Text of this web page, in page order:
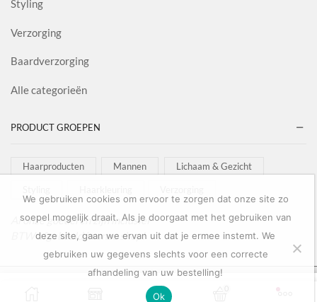
Styling
Verzorging
Baardverzorging
Alle categorieën
PRODUCT GROEPEN
Haarproducten Mannen Lichaam & Gezicht
Al onze goederen zijn inclusief
BTW afgebeeld in onze shop!
Copyright © 2022Salon Goederen
OPTIES SELECTEREN
0
We gebruiken cookies om ervoor te zorgen dat onze site zo
soepel mogelijk draait. Als je doorgaat met het gebruiken van
deze site, gaan we ervan uit dat je ermee instemt. We
gebruiken uw gegevens slechts voor een correcte
afhandeling van uw bestelling!
Ok